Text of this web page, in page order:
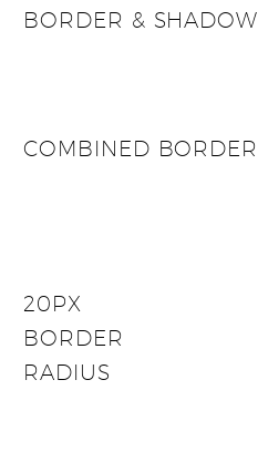
BORDER & SHADOW
COMBINED BORDER
20PX
BORDER
RADIUS